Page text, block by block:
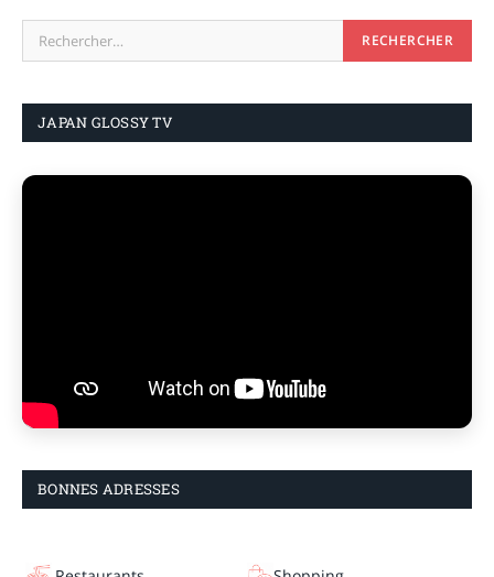
JAPAN GLOSSY TV
BONNES ADRESSES